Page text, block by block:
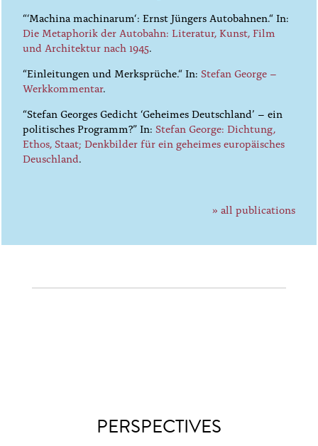
“‘Machina machinarum‘: Ernst Jüngers Autobahnen.“ In:
Die Metaphorik der Autobahn: Literatur, Kunst, Film
und Architektur nach 1945.
“Einleitungen und Merksprüche.“ In:Stefan George –
Werkkommentar.
“Stefan Georges Gedicht ‘Geheimes Deutschland’ – ein
politisches Programm?” In:Stefan George: Dichtung,
Ethos, Staat; Denkbilder für ein geheimes europäisches
Deuschland.
» all publications
PERSPECTIVES